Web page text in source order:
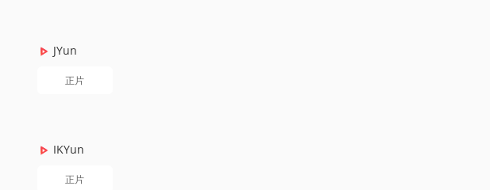
JYun
正片
IKYun
正片